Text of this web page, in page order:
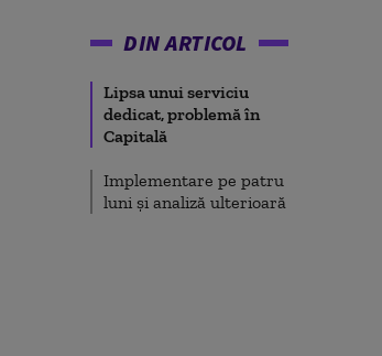
DIN ARTICOL
Lipsa unui serviciu
dedicat, problemă în
Capitală
Implementare pe patru
luni și analiză ulterioară